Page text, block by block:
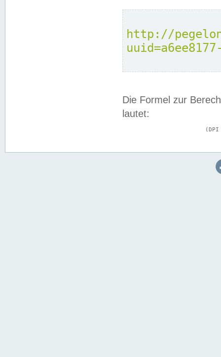
http://
Die Formel zur
lautet: